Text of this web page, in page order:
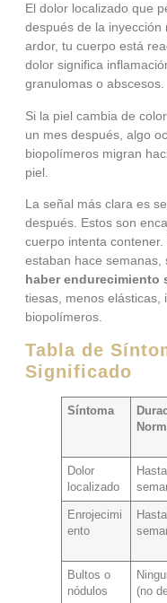
El dolor localizado que
después de la inyección
ardor, tu cuerpo está
dolor significa
granulomas o abscesos.
Si la piel cambia de
un mes después, algo
biopolímeros migran
piel.
La señal más clara es
después. Estos son
cuerpo intenta
estaban hace semanas,
haber
tiesas, menos elásticas,
biopolímeros.
Tabla de
Significado
Síntoma
Dolor
localizado
Enrojecimi
ento
Bultos o
nódulos
(no